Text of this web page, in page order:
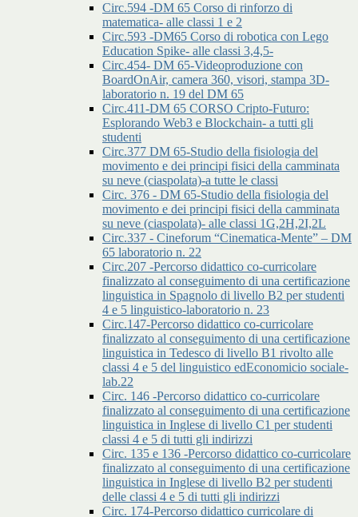
Circ.594 -DM 65 Corso di rinforzo di
matematica- alle classi 1 e 2
Circ.593 -DM65 Corso di robotica con Lego
Education Spike- alle classi 3,4,5-
Circ.454- DM 65-Videoproduzione con
BoardOnAir, camera 360, visori, stampa 3D-
laboratorio n. 19 del DM 65
Circ.411-DM 65 CORSO Cripto-Futuro:
Esplorando Web3 e Blockchain- a tutti gli
studenti
Circ.377 DM 65-Studio della fisiologia del
movimento e dei principi fisici della camminata
su neve (ciaspolata)-a tutte le classi
Circ. 376 - DM 65-Studio della fisiologia del
movimento e dei principi fisici della camminata
su neve (ciaspolata)- alle classi 1G,2H,2I,2L
Circ.337 - Cineforum “Cinematica-Mente” – DM
65 laboratorio n. 22
Circ.207 -Percorso didattico co-curricolare
finalizzato al conseguimento di una certificazione
linguistica in Spagnolo di livello B2 per studenti
4 e 5 linguistico-laboratorio n. 23
Circ.147-Percorso didattico co-curricolare
finalizzato al conseguimento di una certificazione
linguistica in Tedesco di livello B1 rivolto alle
classi 4 e 5 del linguistico edEconomicio sociale-
lab.22
Circ. 146 -Percorso didattico co-curricolare
finalizzato al conseguimento di una certificazione
linguistica in Inglese di livello C1 per studenti
classi 4 e 5 di tutti gli indirizzi
Circ. 135 e 136 -Percorso didattico co-curricolare
finalizzato al conseguimento di una certificazione
linguistica in Inglese di livello B2 per studenti
delle classi 4 e 5 di tutti gli indirizzi
Circ. 174-Percorso didattico curricolare di